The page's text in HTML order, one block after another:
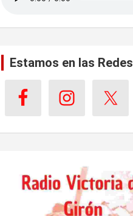
Estamos en las Redes